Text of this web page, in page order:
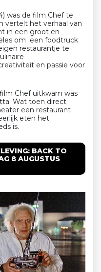
was de film Chef te
vertelt het verhaal van
in een groot en
om een foodtruck
restaurantje te
en passie voor
Chef uitkwam was
Wat toen direct
een restaurant
eten het
is.
BACK TO
8 AUGUSTUS